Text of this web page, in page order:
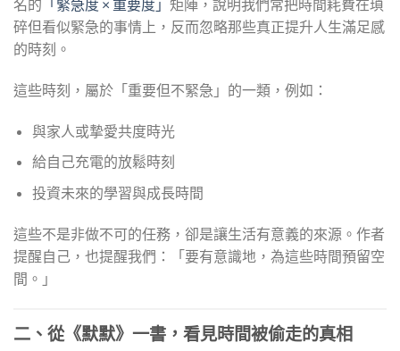
名的 「緊急度 × 重要度」 矩陣，說明我們常把時間耗費在瑣
碎但看似緊急的事情上，反而忽略那些真正提升人生滿足感
的時刻。
這些時刻，屬於「重要但不緊急」的一類，例如：
與家人或摯愛共度時光
給自己充電的放鬆時刻
投資未來的學習與成長時間
這些不是非做不可的任務，卻是讓生活有意義的來源。作者
提醒自己，也提醒我們：「要有意識地，為這些時間預留空
間。」
二、從《默默》一書，看見時間被偷走的真相